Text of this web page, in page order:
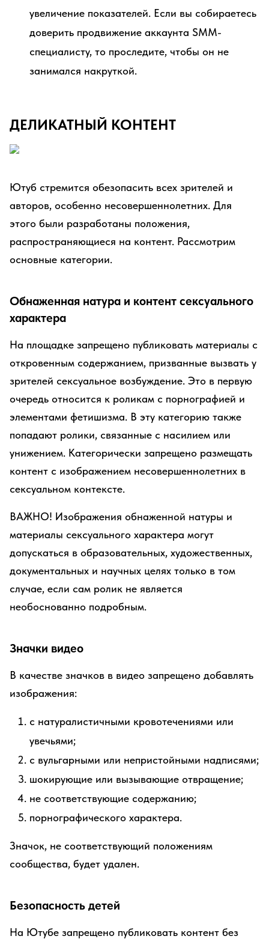
увеличение показателей. Если вы собираетесь
доверить продвижение аккаунта SMM-
специалисту, то проследите, чтобы он не
занимался накруткой.
ДЕЛИКАТНЫЙ КОНТЕНТ
Ютуб стремится обезопасить всех зрителей и
авторов, особенно несовершеннолетних. Для
этого были разработаны положения,
распространяющиеся на контент. Рассмотрим
основные категории.
Обнаженная натура и контент сексуального
характера
На площадке запрещено публиковать материалы с
откровенным содержанием, призванные вызвать у
зрителей сексуальное возбуждение. Это в первую
очередь относится к роликам с порнографией и
элементами фетишизма. В эту категорию также
попадают ролики, связанные с насилием или
унижением. Категорически запрещено размещать
контент с изображением несовершеннолетних в
сексуальном контексте.
ВАЖНО! Изображения обнаженной натуры и
материалы сексуального характера могут
допускаться в образовательных, художественных,
документальных и научных целях только в том
случае, если сам ролик не является
необоснованно подробным.
Значки видео
В качестве значков в видео запрещено добавлять
изображения:
с натуралистичными кровотечениями или
увечьями;
с вульгарными или непристойными надписями;
шокирующие или вызывающие отвращение;
не соответствующие содержанию;
порнографического характера.
Значок, не соответствующий положениям
сообщества, будет удален.
Безопасность детей
На Ютубе запрещено публиковать контент без